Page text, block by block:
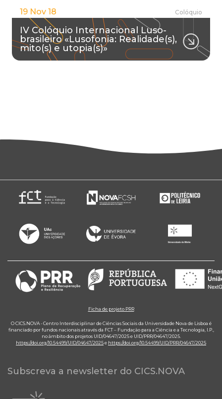
19 Nov 18 Colóquio
IV Colóquio Internacional Luso-
brasileiro «Lusofonia: Realidade(s),
mito(s) e utopia(s)»
Ficha de projeto PRR
O CICS.NOVA - Centro Interdisciplinar de Ciências Sociais da Universidade Nova de Lisboa é
financiado por fundos nacionais através da FCT – Fundação para a Ciência e a Tecnologia, I.P.,
no âmbito dos projetos UID/04647/2025 e UID/PRR/04647/2025.
https://doi.org/10.54499/UID/04647/2025e https://doi.org/10.54499/UID/PRR/04647/2025
Subscreva a newsletter do CICS.NOVA